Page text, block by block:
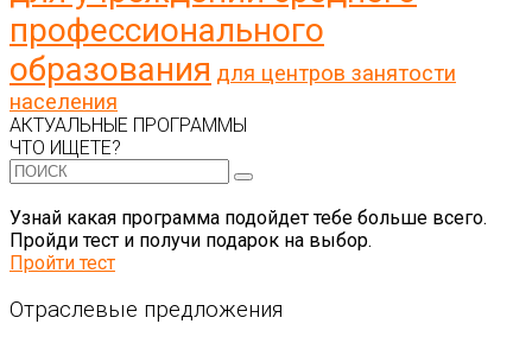
профессионального
образования для центров занятости
населения
АКТУАЛЬНЫЕ ПРОГРАММЫ
ЧТО ИЩЕТЕ?
Узнай какая программа подойдет тебе больше всего.
Пройди тест и получи подарок на выбор.
Пройти тест
Отраслевые предложения